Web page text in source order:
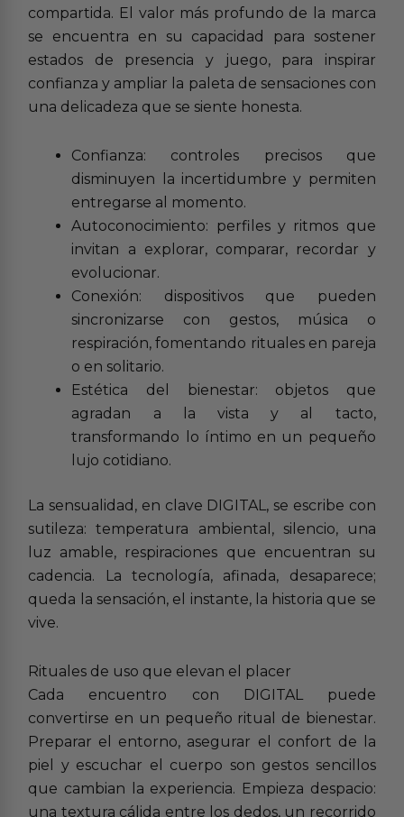
compartida. El valor más profundo de la marca
se encuentra en su capacidad para sostener
estados de presencia y juego, para inspirar
confianza y ampliar la paleta de sensaciones con
una delicadeza que se siente honesta.
Confianza: controles precisos que
disminuyen la incertidumbre y permiten
entregarse al momento.
Autoconocimiento: perfiles y ritmos que
invitan a explorar, comparar, recordar y
evolucionar.
Conexión: dispositivos que pueden
sincronizarse con gestos, música o
respiración, fomentando rituales en pareja
o en solitario.
Estética del bienestar: objetos que
agradan a la vista y al tacto,
transformando lo íntimo en un pequeño
lujo cotidiano.
La sensualidad, en clave DIGITAL, se escribe con
sutileza: temperatura ambiental, silencio, una
luz amable, respiraciones que encuentran su
cadencia. La tecnología, afinada, desaparece;
queda la sensación, el instante, la historia que se
vive.
Rituales de uso que elevan el placer
Cada encuentro con DIGITAL puede
convertirse en un pequeño ritual de bienestar.
Preparar el entorno, asegurar el confort de la
piel y escuchar el cuerpo son gestos sencillos
que cambian la experiencia. Empieza despacio:
una textura cálida entre los dedos, un recorrido